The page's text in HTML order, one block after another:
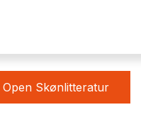
Open Skønlitteratur